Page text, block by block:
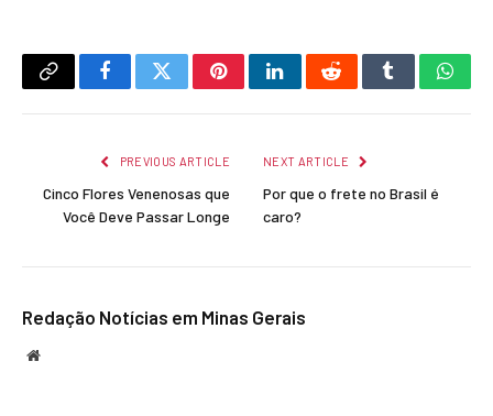
Copy
FacebookTwitterPinterestLinkedInRedditTumblr
PREVIOUS ARTICLE
Cinco Flores Venenosas que
Você Deve Passar Longe
NEXT ARTICLE
Por que o frete no Brasil é
caro?
Redação Notícias em Minas Gerais
Website